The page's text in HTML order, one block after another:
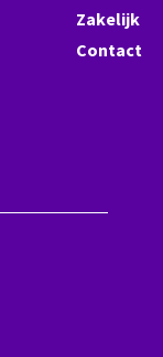
Zakelijk
Contact